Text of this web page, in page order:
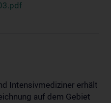
Intensivmediziner erhält
auf dem Gebiet